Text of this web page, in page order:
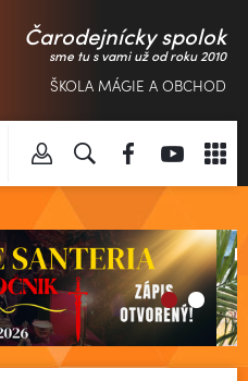
Čarodejnícky spolok
sme tu s vami už od roku 2010
ŠKOLA MÁGIE A OBCHOD